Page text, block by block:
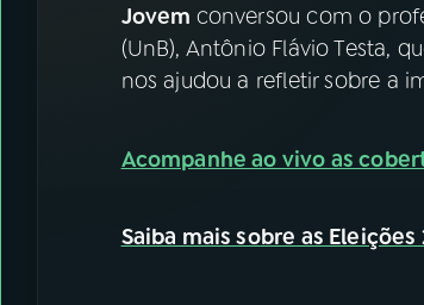
ACOMPANHE A RÁDIO NACIONAL
Instagram X
Jovem conversou com o
(UnB), Antônio Flávio Testa,
nos ajudou a refletir sobre a
Acompanhe ao vivo as
Saiba mais sobre as Eleições